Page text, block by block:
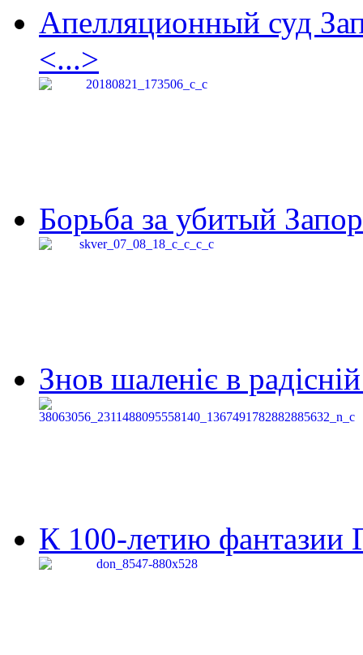
Апелляционный суд
<...>
Борьба за убитый
Знов шаленіє в
К 100-летию фантазии